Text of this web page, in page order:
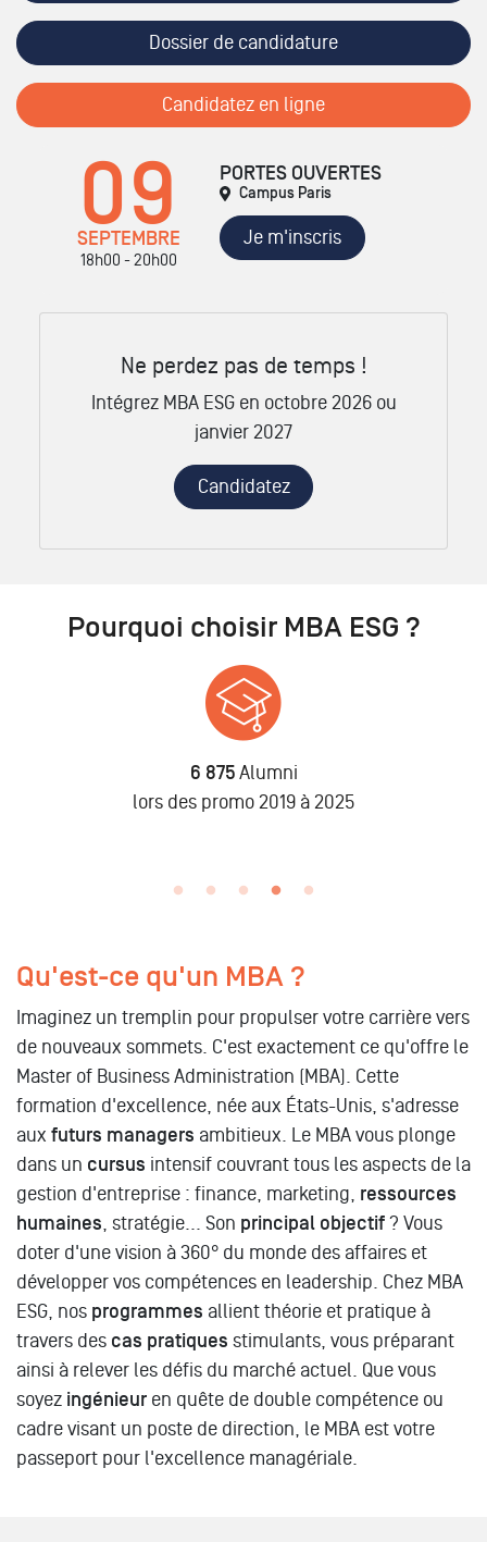
Dossier de candidature
Candidatez en ligne
09
SEPTEMBRE
18h00 - 20h00
PORTES OUVERTES
Campus Paris
Je m'inscris
Ne perdez pas de temps !
Intégrez MBA ESG en octobre 2026 ou
janvier 2027
Candidatez
Pourquoi choisir MBA ESG ?
6 875 Alumni
lors des promo 2019 à 2025
Qu'est-ce qu'un MBA ?
Imaginez un tremplin pour propulser votre carrière vers
de nouveaux sommets. C'est exactement ce qu'offre le
Master of Business Administration (MBA). Cette
formation d'excellence, née aux États-Unis, s'adresse
aux futurs managers ambitieux. Le MBA vous plonge
dans un cursus intensif couvrant tous les aspects de la
gestion d'entreprise : finance, marketing, ressources
humaines, stratégie... Son principal objectif ? Vous
doter d'une vision à 360° du monde des affaires et
développer vos compétences en leadership. Chez MBA
ESG, nos programmes allient théorie et pratique à
travers des cas pratiques stimulants, vous préparant
ainsi à relever les défis du marché actuel. Que vous
soyez ingénieur en quête de double compétence ou
cadre visant un poste de direction, le MBA est votre
passeport pour l'excellence managériale.